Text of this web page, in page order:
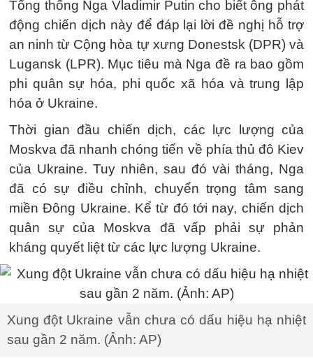
Tổng thống Nga Vladimir Putin cho biết ông phát
động chiến dịch này để đáp lại lời đề nghị hỗ trợ
an ninh từ Cộng hòa tự xưng Donestsk (DPR) và
Lugansk (LPR). Mục tiêu mà Nga đề ra bao gồm
phi quân sự hóa, phi quốc xã hóa và trung lập
hóa ở Ukraine.
Thời gian đầu chiến dịch, các lực lượng của
Moskva đã nhanh chóng tiến về phía thủ đô Kiev
của Ukraine. Tuy nhiên, sau đó vài tháng, Nga
đã có sự điều chỉnh, chuyển trọng tâm sang
miền Đông Ukraine. Kể từ đó tới nay, chiến dịch
quân sự của Moskva đã vấp phải sự phản
kháng quyết liệt từ các lực lượng Ukraine.
Xung đột Ukraine vẫn chưa có dấu hiệu hạ nhiệt
sau gần 2 năm. (Ảnh: AP)